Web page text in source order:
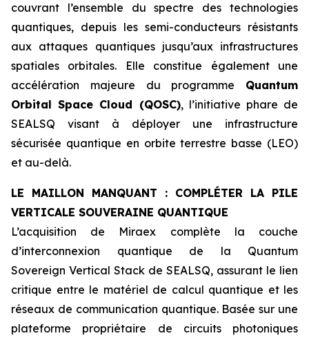
couvrant l’ensemble du spectre des technologies
quantiques, depuis les semi-conducteurs résistants
aux attaques quantiques jusqu’aux infrastructures
spatiales orbitales. Elle constitue également une
accélération majeure du programme Quantum
Orbital Space Cloud (QOSC), l’initiative phare de
SEALSQ visant à déployer une infrastructure
sécurisée quantique en orbite terrestre basse (LEO)
et au-delà.
LE MAILLON MANQUANT : COMPLÉTER LA PILE
VERTICALE SOUVERAINE QUANTIQUE
L’acquisition de Miraex complète la couche
d’interconnexion quantique de la Quantum
Sovereign Vertical Stack de SEALSQ, assurant le lien
critique entre le matériel de calcul quantique et les
réseaux de communication quantique. Basée sur une
plateforme propriétaire de circuits photoniques